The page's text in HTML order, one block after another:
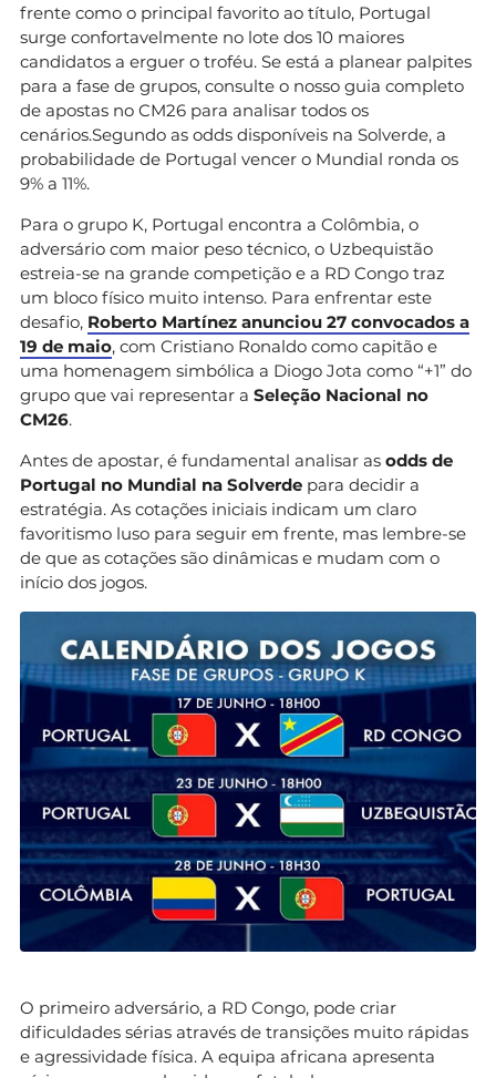
frente como o principal favorito ao título, Portugal
surge confortavelmente no lote dos 10 maiores
candidatos a erguer o troféu. Se está a planear palpites
para a fase de grupos, consulte o nosso guia completo
de apostas no CM26 para analisar todos os
cenários.Segundo as odds disponíveis na Solverde, a
probabilidade de Portugal vencer o Mundial ronda os
9% a 11%.
Para o grupo K, Portugal encontra a Colômbia, o
adversário com maior peso técnico, o Uzbequistão
estreia-se na grande competição e a RD Congo traz
um bloco físico muito intenso. Para enfrentar este
desafio, Roberto Martínez anunciou 27 convocados a
19 de maio, com Cristiano Ronaldo como capitão e
uma homenagem simbólica a Diogo Jota como “+1” do
grupo que vai representar a Seleção Nacional no
CM26.
Antes de apostar, é fundamental analisar as odds de
Portugal no Mundial na Solverde para decidir a
estratégia. As cotações iniciais indicam um claro
favoritismo luso para seguir em frente, mas lembre-se
de que as cotações são dinâmicas e mudam com o
início dos jogos.
O primeiro adversário, a RD Congo, pode criar
dificuldades sérias através de transições muito rápidas
e agressividade física. A equipa africana apresenta